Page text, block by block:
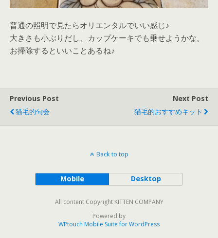
普通の照明で見たらオリエンタルでいい感じ♪
大きさも小ぶりだし、カップケーキでも乗せようかな。
お掃除するといいことあるね♪
Previous Post
猫毛的句会
Next Post
猫毛的おすすめキット
Back to top
Mobile Desktop
All content Copyright KITTEN COMPANY
Powered by
WPtouch Mobile Suite for WordPress